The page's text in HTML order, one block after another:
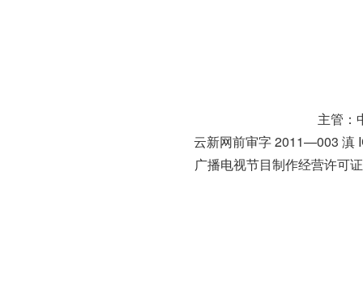
主管：
云新网前审字 2011—003 滇
广播电视节目制作经营许可